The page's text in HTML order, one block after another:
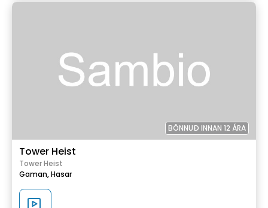
BÖNNUÐ INNAN 12 ÁRA
Tower Heist
Tower Heist
Gaman,Hasar